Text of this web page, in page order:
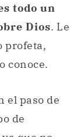
todo un
Dios. Le
profeta,
conoce.
el paso de
de